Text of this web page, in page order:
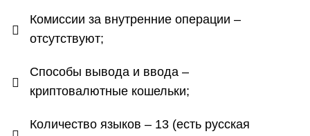
Комиссии за внутренние операции –
отсутствуют;
Способы вывода и ввода –
криптовалютные кошельки;
Количество языков – 13 (есть русская